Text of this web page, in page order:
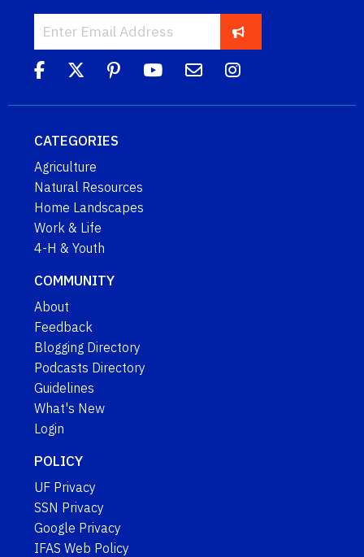
CATEGORIES
Agriculture
Natural Resources
Home Landscapes
Work & Life
4-H & Youth
COMMUNITY
About
Feedback
Blogging Directory
Podcasts Directory
Guidelines
What's New
Login
POLICY
UF Privacy
SSN Privacy
Google Privacy
IFAS Web Policy